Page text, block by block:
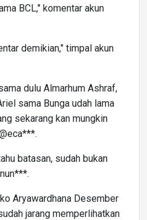
BCL," komentar akun
demikian," timpal akun
dulu Almarhum Ashraf,
sama Bunga udah lama
sekarang kan mungkin
batasan, sudah bukan
Aryawardhana Desember
jarang memperlihatkan